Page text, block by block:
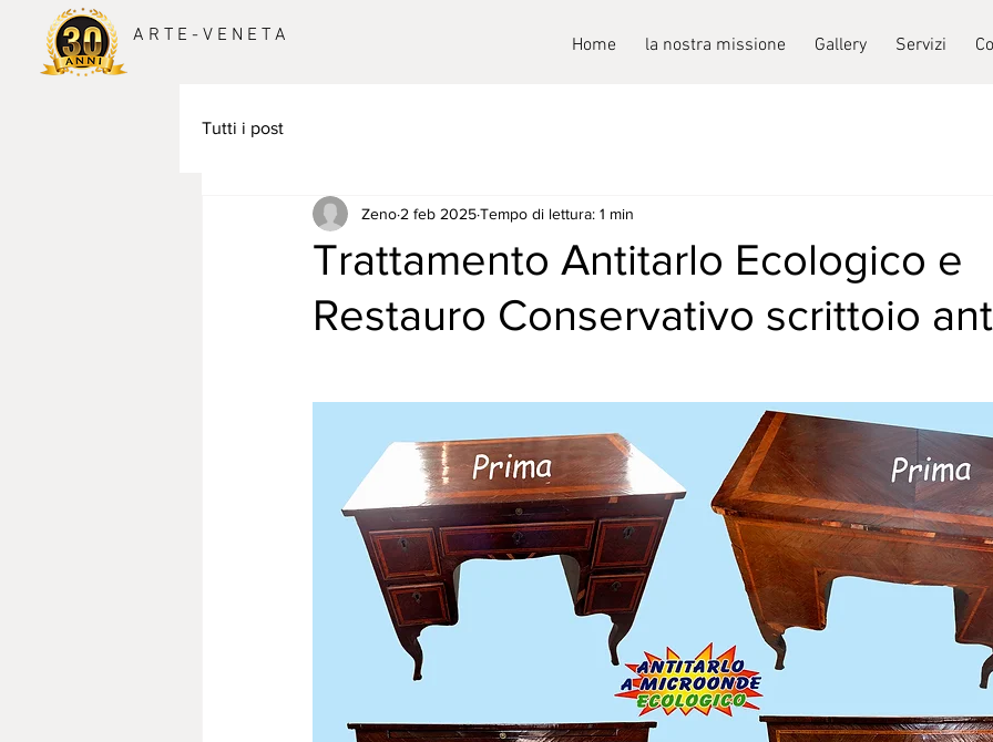
A R T E - V E N E T A Home la nostra missione Gallery Servizi
Tutti i post
Trattamento Antitarlo Ecologico e
Restauro Conservativo scrittoio
Zeno 2 feb 2025Tempo di lettura: 1 min